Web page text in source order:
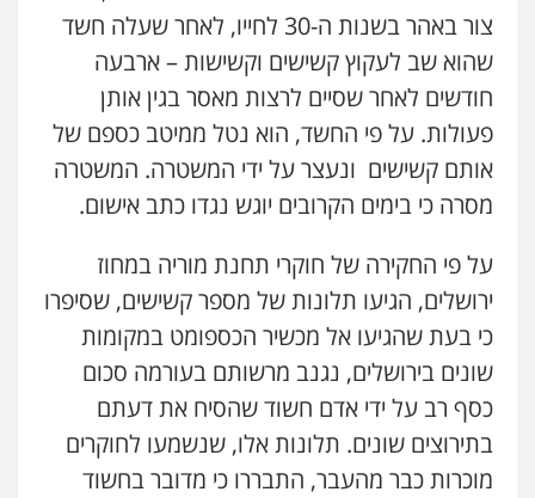
פלילי פשיעה חמורה תעבורה אסירים
עו"ד יוסי חמצני
כלכלי צווארון לבן פשיעה כלכלית עבירות
מס הלבנת הון
0505471497
עו"ד שאדי נאטור
פלילי פשיעה חמורה מעצרים וחקירות
0509230800
גיל דביר – משרד עורכי דין
0506217771
צור באהר בשנות ה-30 לחייו, לאחר שעלה חשד
שהוא שב לעקוץ קשישים וקשישות – ארבעה
חודשים לאחר שסיים לרצות מאסר בגין אותן
פעולות. על פי החשד, הוא נטל ממיטב כספם של
אותם קשישים ונעצר על ידי המשטרה. המשטרה
מסרה כי בימים הקרובים יוגש נגדו כתב אישום.
על פי החקירה של חוקרי תחנת מוריה במחוז
ירושלים, הגיעו תלונות של מספר קשישים, שסיפרו
כי בעת שהגיעו אל מכשיר הכספומט במקומות
שונים בירושלים, נגנב מרשותם בעורמה סכום
כסף רב על ידי אדם חשוד שהסיח את דעתם
בתירוצים שונים. תלונות אלו, שנשמעו לחוקרים
מוכרות כבר מהעבר, התבררו כי מדובר בחשוד